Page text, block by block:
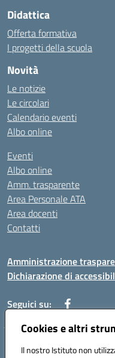
Cookies e altri
Il nostro Istituto non
Didattica
Offerta formativa
I progetti della scuola
Novità
Le notizie
Le circolari
Calendario eventi
Albo online
Eventi
Albo online
Amm. trasparente
Area Personale ATA
Area docenti
Contatti
Amministrazione
Dichiarazione di
Seguici su:
Indirizzo: VIA BRECCIAME, 46